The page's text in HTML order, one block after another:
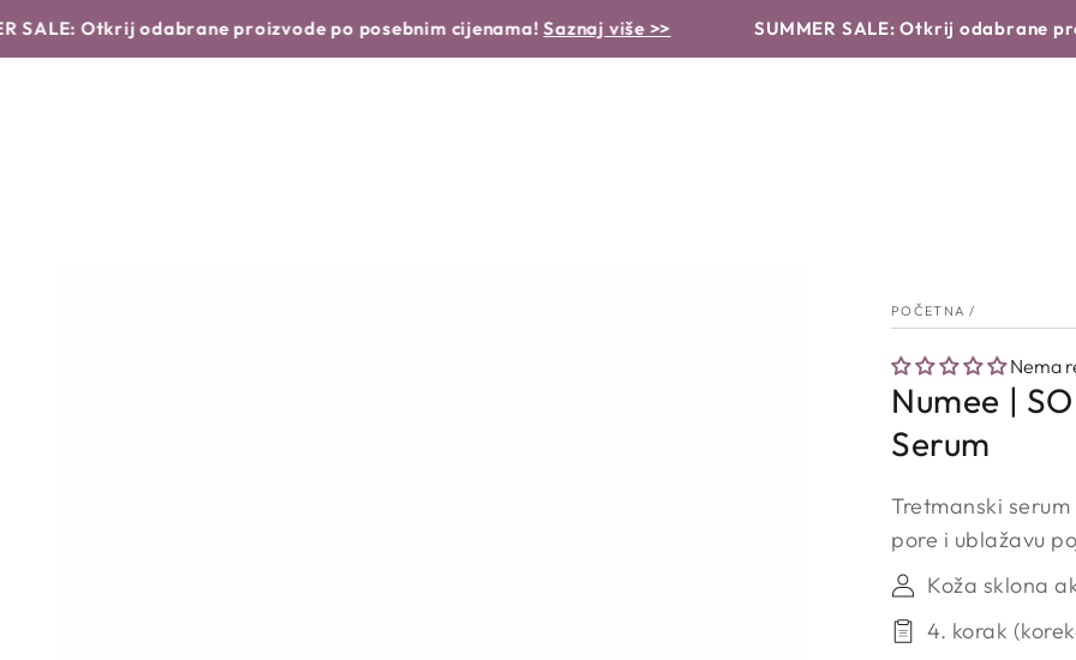
TEKSTA
Otkrij odabrane proizvode po posebnim cijenama!Saznaj više >> SUMMER SALE: Otkrij odabrane
POČETNA /
Nema
Numee |
Serum
Tretmanski
pore i ublažavu
Koža sklona
4. korak
Translation missing: hr.products.product.similar_products